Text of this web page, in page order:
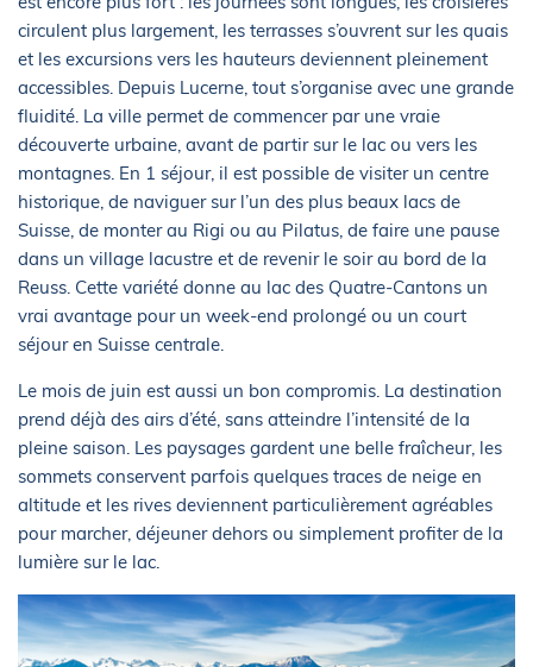
circulent plus largement, les terrasses s’ouvrent sur les quais
et les excursions vers les hauteurs deviennent pleinement
accessibles. Depuis Lucerne, tout s’organise avec une grande
fluidité. La ville permet de commencer par une vraie
découverte urbaine, avant de partir sur le lac ou vers les
montagnes. En 1 séjour, il est possible de visiter un centre
historique, de naviguer sur l’un des plus beaux lacs de
Suisse, de monter au Rigi ou au Pilatus, de faire une pause
dans un village lacustre et de revenir le soir au bord de la
Reuss. Cette variété donne au lac des Quatre-Cantons un
vrai avantage pour un week-end prolongé ou un court
séjour en Suisse centrale.
Le mois de juin est aussi un bon compromis. La destination
prend déjà des airs d’été, sans atteindre l’intensité de la
pleine saison. Les paysages gardent une belle fraîcheur, les
sommets conservent parfois quelques traces de neige en
altitude et les rives deviennent particulièrement agréables
pour marcher, déjeuner dehors ou simplement profiter de la
lumière sur le lac.